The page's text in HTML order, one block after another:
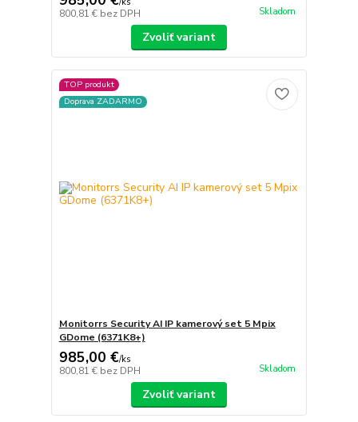
800,81 € bez DPH Skladom
Zvoliť variant
TOP produkt
Doprava ZADARMO
Monitorrs Security AI IP kamerový set 5 Mpix
GDome (6371K8+)
985,00 €/ks
800,81 € bez DPH Skladom
Zvoliť variant